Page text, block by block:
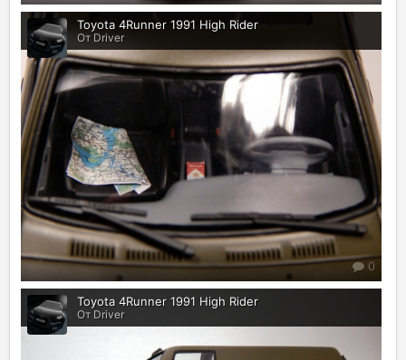
Toyota 4Runner 1991 High Rider
От Driver
0
Toyota 4Runner 1991 High Rider
От Driver